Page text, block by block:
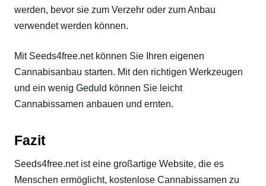
werden, bevor sie zum Verzehr oder zum Anbau
verwendet werden können.
Mit Seeds4free.net können Sie Ihren eigenen
Cannabisanbau starten. Mit den richtigen Werkzeugen
und ein wenig Geduld können Sie leicht
Cannabissamen anbauen und ernten.
Fazit
Seeds4free.net ist eine großartige Website, die es
Menschen ermöglicht, kostenlose Cannabissamen zu